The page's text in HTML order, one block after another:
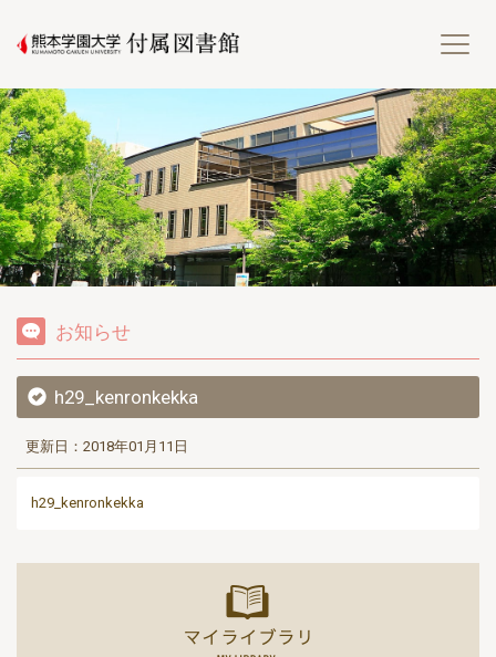
熊
お知らせ
h29_kenronkekka
更新日：2018年01月11日
h29_kenronkekka